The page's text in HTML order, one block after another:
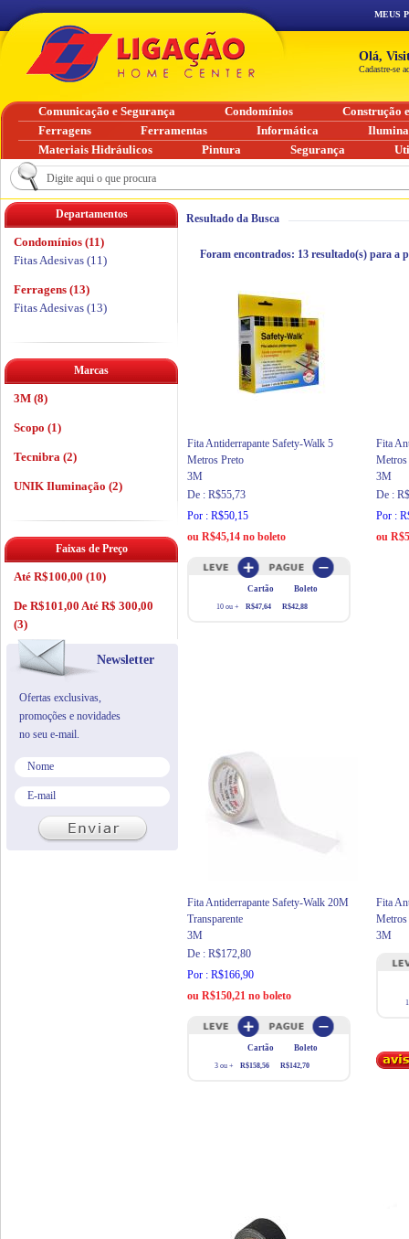
Resultado da Busca
Foram encontrados: 13 resultado(s) para a
Fita Antiderrapante Safety-Walk 5
Metros Preto
3M
De : R$55,73
Por : R$50,15
ou R$45,14 no boleto
Cartão Boleto
10 ou + R$47,64 R$42,88
Fita
Metros
3M
De :
Por :
ou
Fita Antiderrapante Safety-Walk 20M
Transparente
3M
De : R$172,80
Por : R$166,90
ou R$150,21 no boleto
Cartão Boleto
3 ou + R$158,56 R$142,70
Fita
Metros
3M
Departamentos
Condomínios (11)
Fitas Adesivas (11)
Ferragens (13)
Fitas Adesivas (13)
Marcas
3M (8)
Scopo (1)
Tecnibra (2)
UNIK Iluminação (2)
Faixas de Preço
Até R$100,00 (10)
De R$101,00 Até R$ 300,00
(3)
Newsletter
Ofertas exclusivas,
promoções e novidades
no seu e-mail.
MEUS
Olá,
Cadastre-se
Comunicação e Segurança Condomínios
Construção
Ferragens
Ferramentas Informática
Materiais Hidráulicos
Pintura Segurança